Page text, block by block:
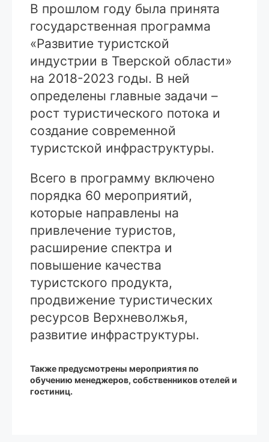
В прошлом году была принята
государственная программа
«Развитие туристской
индустрии в Тверской области»
на 2018-2023 годы. В ней
определены главные задачи –
рост туристического потока и
создание современной
туристской инфраструктуры.
Всего в программу включено
порядка 60 мероприятий,
которые направлены на
привлечение туристов,
расширение спектра и
повышение качества
туристского продукта,
продвижение туристических
ресурсов Верхневолжья,
развитие инфраструктуры.
Также предусмотрены мероприятия по
обучению менеджеров, собственников отелей и
гостиниц.